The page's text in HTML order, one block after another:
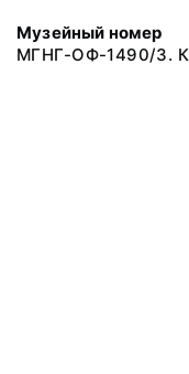
Музейный номер
МГНГ-ОФ-1490/3.